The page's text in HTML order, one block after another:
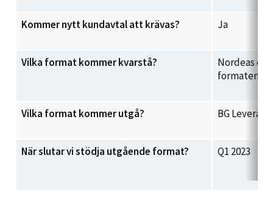
Kommer nytt kundavtal att krävas? Ja
Vilka format kommer kvarstå?
Nordeas
formaten
Vilka format kommer utgå? BG
När slutar vi stödja utgående format? Q1 2023